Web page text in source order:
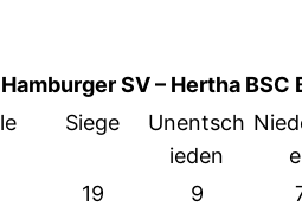
SV – Hertha BSC
Siege
Unentsch
ieden
19 9